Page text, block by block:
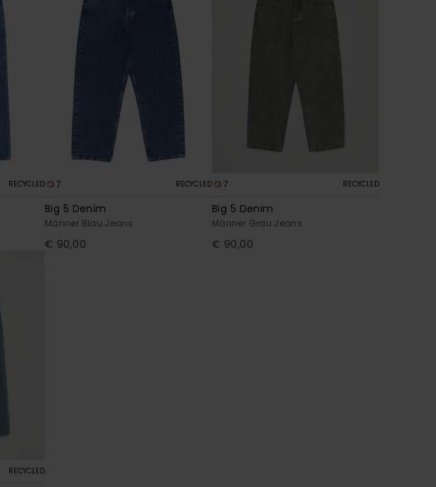
RECYCLED 7 RECYCLED
Big 5 Denim
Männer Blau Jeans
€ 90,00
7 RECYCLED
Big 5 Denim
Männer Grau Jeans
€ 90,00
RECYCLED